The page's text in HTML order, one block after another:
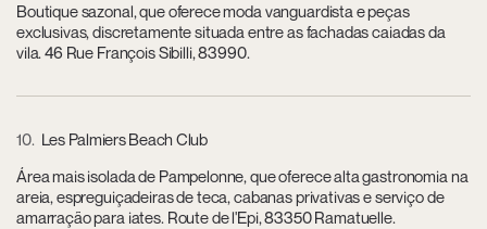
Boutique sazonal, que oferece moda vanguardista e peças
exclusivas, discretamente situada entre as fachadas caiadas da
vila. 46 Rue François Sibilli, 83990.
10 Les Palmiers Beach Club
Área mais isolada de Pampelonne, que oferece alta gastronomia na
areia, espreguiçadeiras de teca, cabanas privativas e serviço de
amarração para iates. Route de l'Epi, 83350 Ramatuelle.